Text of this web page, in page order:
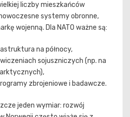
liczby mieszkańców
systemy obronne,
wojenną. Dla NATO ważne są:
na północy,
sojuszniczych (np. na
zbrojeniowe i badawcze.
jeden wymiar: rozwój